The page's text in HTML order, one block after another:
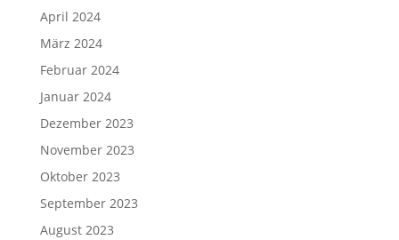
April 2024
März 2024
Februar 2024
Januar 2024
Dezember 2023
November 2023
Oktober 2023
September 2023
August 2023